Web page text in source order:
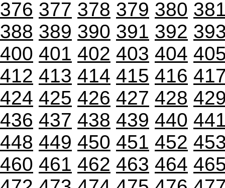
376 377 378 379 380
388 389 390 391 392
400 401 402 403 404
412 413 414 415 416
424 425 426 427 428
436 437 438 439 440
448 449 450 451 452
460 461 462 463 464